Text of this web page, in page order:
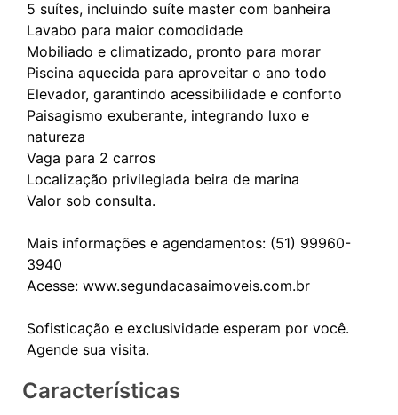
5 suítes, incluindo suíte master com banheira
Lavabo para maior comodidade
Mobiliado e climatizado, pronto para morar
Piscina aquecida para aproveitar o ano todo
Elevador, garantindo acessibilidade e conforto
Paisagismo exuberante, integrando luxo e
natureza
Vaga para 2 carros
Localização privilegiada beira de marina
Valor sob consulta.
Mais informações e agendamentos: (51) 99960-
3940
Acesse: www.segundacasaimoveis.com.br
Sofisticação e exclusividade esperam por você.
Características